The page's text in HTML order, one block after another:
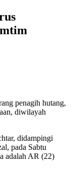
penagih hutang,
diwilayah
didampingi
pada Sabtu
adalah AR (22)